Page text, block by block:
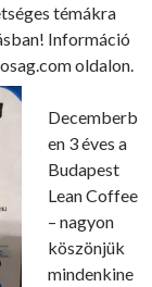
témákra
Információ
oldalon.
Decemberb
en 3 éves a
Budapest
Lean Coffee
– nagyon
köszönjük
mindenkine